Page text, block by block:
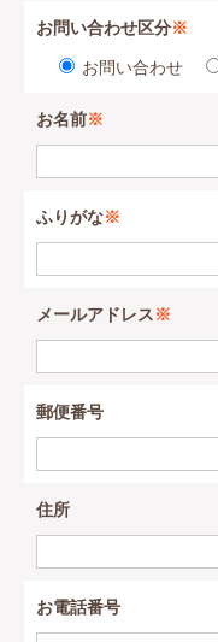
お問い合わせ区分※
お問い合わせ
お名前※
ふりがな※
メールアドレス※
郵便番号
住所
お電話番号